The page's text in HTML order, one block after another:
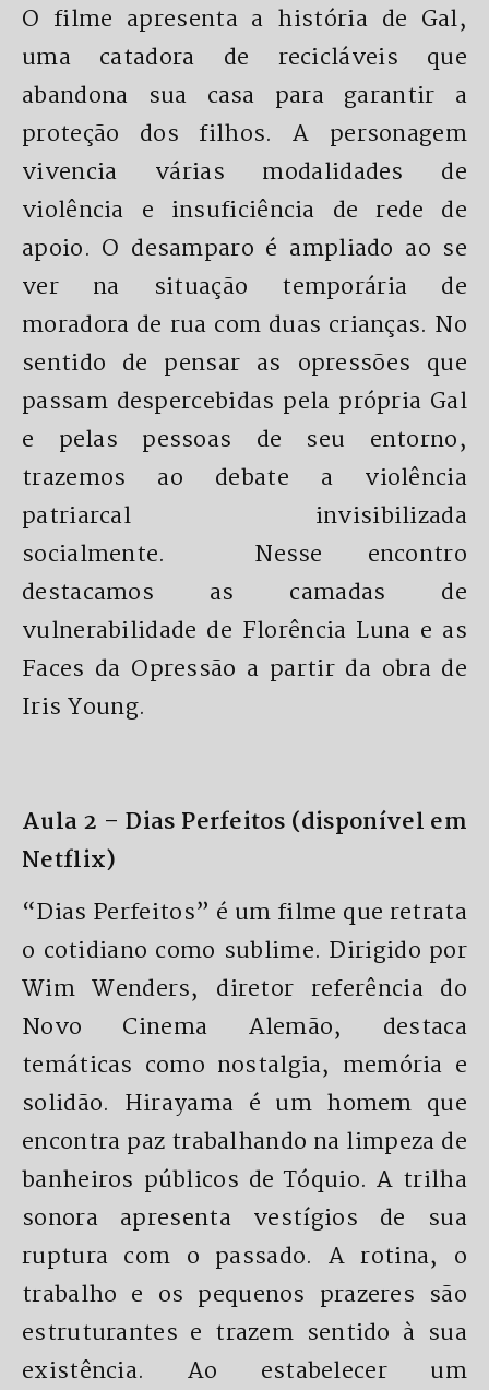
O filme apresenta a história de Gal,
uma catadora de recicláveis que
abandona sua casa para garantir a
proteção dos filhos. A personagem
vivencia várias modalidades de
violência e insuficiência de rede de
apoio. O desamparo é ampliado ao se
ver na situação temporária de
moradora de rua com duas crianças. No
sentido de pensar as opressões que
passam despercebidas pela própria Gal
e pelas pessoas de seu entorno,
trazemos ao debate a violência
patriarcal invisibilizada
socialmente. Nesse encontro
destacamos as camadas de
vulnerabilidade de Florência Luna e as
Faces da Opressão a partir da obra de
Iris Young.
Aula 2 – Dias Perfeitos (disponível em
Netflix)
“Dias Perfeitos” é um filme que retrata
o cotidiano como sublime. Dirigido por
Wim Wenders, diretor referência do
Novo Cinema Alemão, destaca
temáticas como nostalgia, memória e
solidão. Hirayama é um homem que
encontra paz trabalhando na limpeza de
banheiros públicos de Tóquio. A trilha
sonora apresenta vestígios de sua
ruptura com o passado. A rotina, o
trabalho e os pequenos prazeres são
estruturantes e trazem sentido à sua
existência. Ao estabelecer um